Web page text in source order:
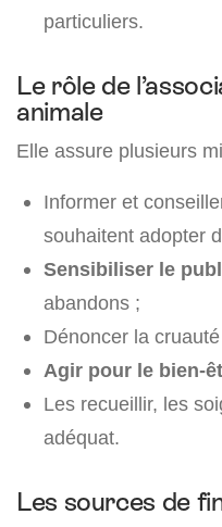
particuliers.
Le rôle de
animale
Elle assure plusieurs
Informer et
souhaitent adopter
Sensibiliser le
abandons ;
Dénoncer la
Agir pour le bien-
Les recueillir, les
adéquat.
Les sources de